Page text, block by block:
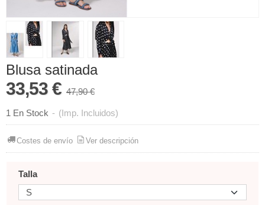
Blusa satinada
33,53 € 47,90 €
1 En Stock - (Imp. Incluidos)
Costes de envío Ver descripción
Talla